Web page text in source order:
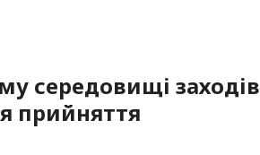
середовищі заходів
прийняття